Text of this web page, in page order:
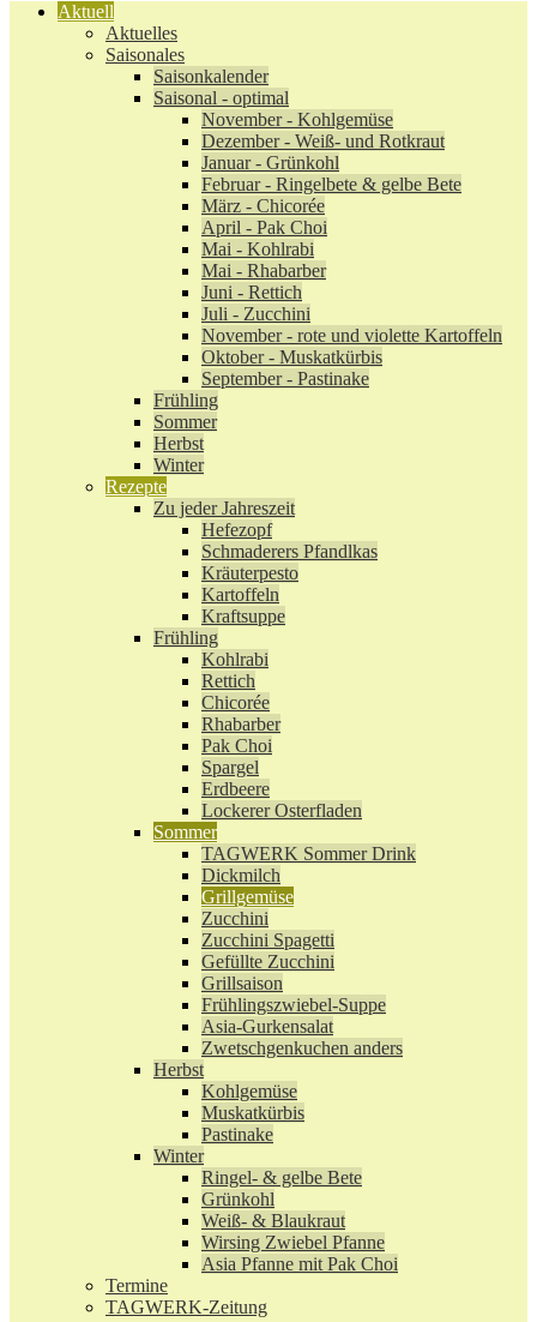
Aktuell
Aktuelles
Saisonales
Saisonkalender
Saisonal - optimal
November - Kohlgemüse
Dezember - Weiß- und Rotkraut
Januar - Grünkohl
Februar - Ringelbete & gelbe Bete
März - Chicorée
April - Pak Choi
Mai - Kohlrabi
Mai - Rhabarber
Juni - Rettich
Juli - Zucchini
November - rote und violette Kartoffeln
Oktober - Muskatkürbis
September - Pastinake
Frühling
Sommer
Herbst
Winter
Rezepte
Zu jeder Jahreszeit
Hefezopf
Schmaderers Pfandlkas
Kräuterpesto
Kartoffeln
Kraftsuppe
Frühling
Kohlrabi
Rettich
Chicorée
Rhabarber
Pak Choi
Spargel
Erdbeere
Lockerer Osterfladen
Sommer
TAGWERK Sommer Drink
Dickmilch
Grillgemüse
Zucchini
Zucchini Spagetti
Gefüllte Zucchini
Grillsaison
Frühlingszwiebel-Suppe
Asia-Gurkensalat
Zwetschgenkuchen anders
Herbst
Kohlgemüse
Muskatkürbis
Pastinake
Winter
Ringel- & gelbe Bete
Grünkohl
Weiß- & Blaukraut
Wirsing Zwiebel Pfanne
Asia Pfanne mit Pak Choi
Termine
TAGWERK-Zeitung